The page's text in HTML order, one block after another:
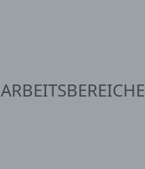
ARBEITSBEREICHE